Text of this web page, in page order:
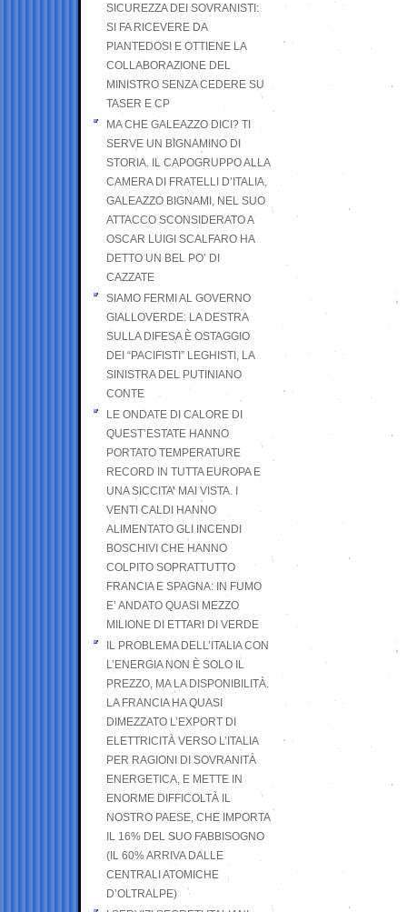
SICUREZZA DEI SOVRANISTI:
SI FA RICEVERE DA
PIANTEDOSI E OTTIENE LA
COLLABORAZIONE DEL
MINISTRO SENZA CEDERE SU
TASER E CP
MA CHE GALEAZZO DICI? TI
SERVE UN BIGNAMINO DI
STORIA. IL CAPOGRUPPO ALLA
CAMERA DI FRATELLI D’ITALIA,
GALEAZZO BIGNAMI, NEL SUO
ATTACCO SCONSIDERATO A
OSCAR LUIGI SCALFARO HA
DETTO UN BEL PO’ DI
CAZZATE
SIAMO FERMI AL GOVERNO
GIALLOVERDE: LA DESTRA
SULLA DIFESA È OSTAGGIO
DEI “PACIFISTI” LEGHISTI, LA
SINISTRA DEL PUTINIANO
CONTE
LE ONDATE DI CALORE DI
QUEST’ESTATE HANNO
PORTATO TEMPERATURE
RECORD IN TUTTA EUROPA E
UNA SICCITA’ MAI VISTA. I
VENTI CALDI HANNO
ALIMENTATO GLI INCENDI
BOSCHIVI CHE HANNO
COLPITO SOPRATTUTTO
FRANCIA E SPAGNA: IN FUMO
E’ ANDATO QUASI MEZZO
MILIONE DI ETTARI DI VERDE
IL PROBLEMA DELL’ITALIA CON
L’ENERGIA NON È SOLO IL
PREZZO, MA LA DISPONIBILITÀ.
LA FRANCIA HA QUASI
DIMEZZATO L’EXPORT DI
ELETTRICITÀ VERSO L’ITALIA
PER RAGIONI DI SOVRANITÀ
ENERGETICA, E METTE IN
ENORME DIFFICOLTÀ IL
NOSTRO PAESE, CHE IMPORTA
IL 16% DEL SUO FABBISOGNO
(IL 60% ARRIVA DALLE
CENTRALI ATOMICHE
D’OLTRALPE)